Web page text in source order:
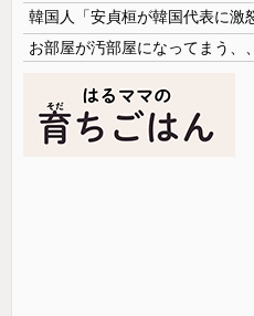
お部屋が汚部屋になってまう、、